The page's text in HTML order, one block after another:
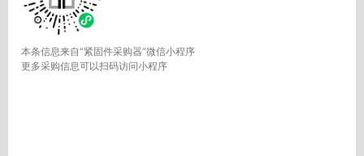
本条信息来自“紧固件采购器”微信小程序
更多采购信息可以扫码访问小程序